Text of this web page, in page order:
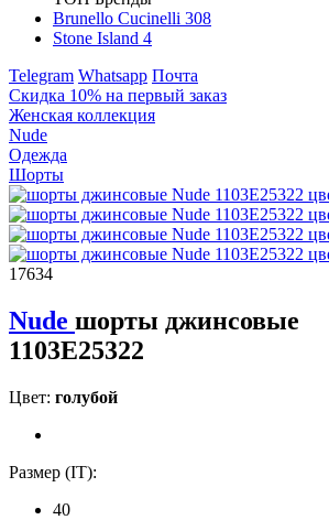
Brunello Cucinelli 308
Stone Island 4
Telegram Whatsapp Почта
Скидка 10% на первый заказ
Женская коллекция
Nude
Одежда
Шорты
17634
Nude шорты джинсовые
1103E25322
Цвет: голубой
Размер (IT):
40